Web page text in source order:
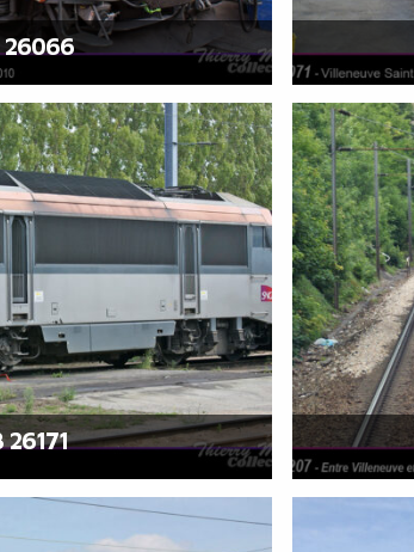
26066
26171